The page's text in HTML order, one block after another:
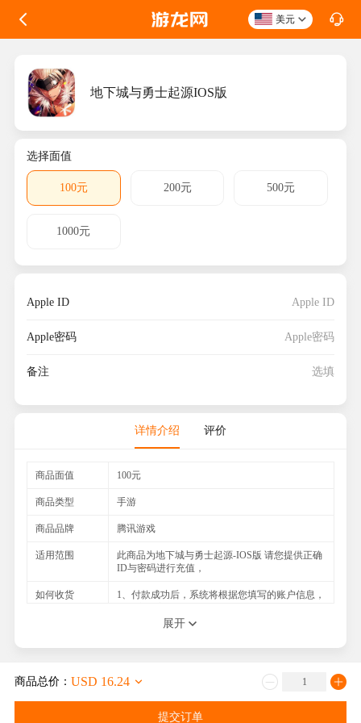
美元
地下城与勇士起源IOS版
选择面值
100元 200元 500元
1000元
Apple ID
Apple密码
备注
详情介绍 评价
商品面值 100元
商品类型 手游
商品品牌 腾讯游戏
适用范围
此商品为地下城与勇士起源-IOS版 请您提供正确
ID与密码进行充值，
如何收货
1、付款成功后，系统将根据您填写的账户信息，
2、官方查询网址：请登录您的APP查询
注意事项
1.请填写一个可以联系上的手机号码，以便与您
您遇到任何困难，或者不清楚的地方请随时联系
我们的在线客服，我们必将竭诚为您服务
展开
商品总价： USD 16.24
提交订单